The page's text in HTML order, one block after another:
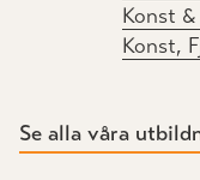
Konst
Konst,
Se alla våra